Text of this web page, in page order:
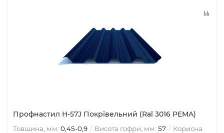
Профнастил Н-57J Покрівельний (Ral 3016 PEMA)
Товщина, мм: 0,45-0,9 Висота гофри, мм: 57
Корисна